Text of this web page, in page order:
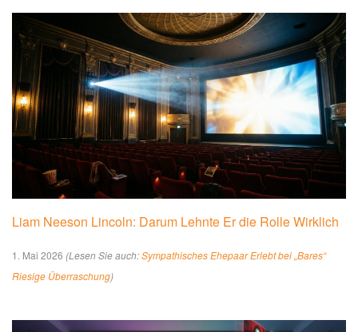
Liam Neeson Lincoln: Darum Lehnte Er die Rolle Wirklich
1. Mai 2026 (Lesen Sie auch:Sympathisches Ehepaar Erlebt bei „Bares“
Riesige Überraschung)